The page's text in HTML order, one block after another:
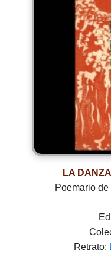
LA
Poemario de
Retrato: